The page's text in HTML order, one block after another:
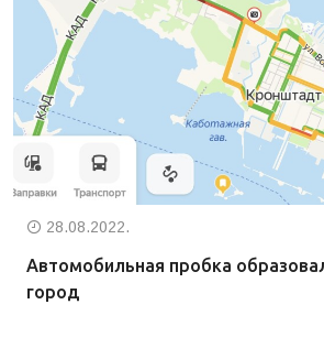
28.08.2022.
Автомобильная пробка
город